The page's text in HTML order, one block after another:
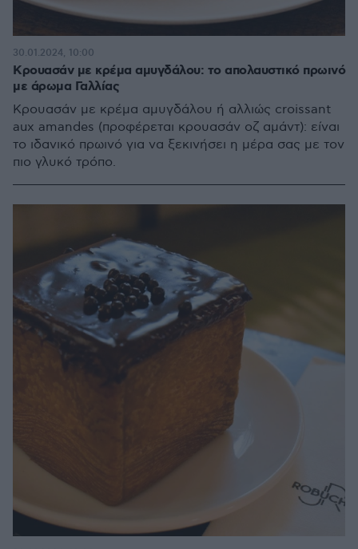
Κρουασάν με κρέμα αμυγδάλου: το απολαυστικό πρωινό
με άρωμα Γαλλίας
Κρουασάν με κρέμα αμυγδάλου ή αλλιώς croissant
aux amandes (προφέρεται κρουασάν οζ αμάντ): είναι
το ιδανικό πρωινό για να ξεκινήσει η μέρα σας με τον
πιο γλυκό τρόπο.
30.01.2024, 10:00